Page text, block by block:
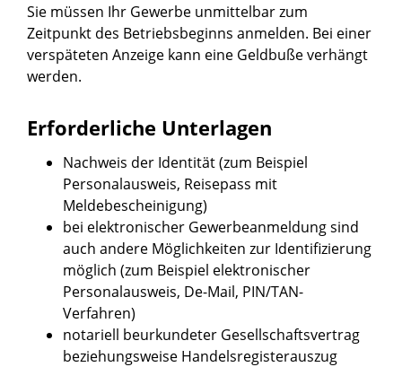
Sie müssen Ihr Gewerbe unmittelbar zum
Zeitpunkt des Betriebsbeginns anmelden. Bei einer
verspäteten Anzeige kann eine Geldbuße verhängt
werden.
Erforderliche Unterlagen
Nachweis der Identität (zum Beispiel
Personalausweis, Reisepass mit
Meldebescheinigung)
bei elektronischer Gewerbeanmeldung sind
auch andere Möglichkeiten zur Identifizierung
möglich (zum Beispiel elektronischer
Personalausweis, De-Mail, PIN/TAN-
Verfahren)
notariell beurkundeter Gesellschaftsvertrag
beziehungsweise Handelsregisterauszug